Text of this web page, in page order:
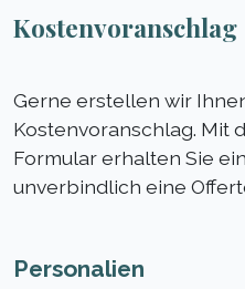
Kostenvoranschlag
Gerne erstellen wir
Kostenvoranschlag. Mit
Formular erhalten Sie
unverbindlich eine
Personalien